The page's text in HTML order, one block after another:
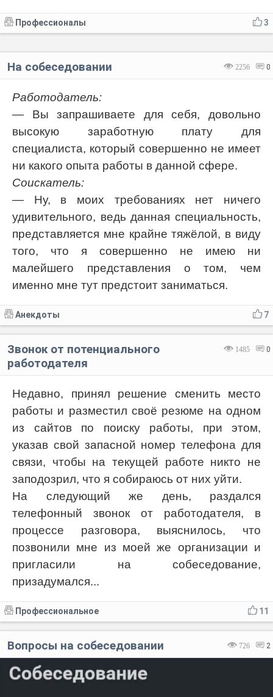
3
Профессионалы
2256 0
На собеседовании
Работодатель:
— Вы запрашиваете для себя, довольно
высокую заработную плату для
специалиста, который совершенно не имеет
ни какого опыта работы в данной сфере.
Соискатель:
— Ну, в моих требованиях нет ничего
удивительного, ведь данная специальность,
представляется мне крайне тяжёлой, в виду
того, что я совершенно не имею ни
малейшего представления о том, чем
именно мне тут предстоит заниматься.
7
Анекдоты
1485 0
Звонок от потенциального
работодателя
Недавно, принял решение сменить место
работы и разместил своё резюме на одном
из сайтов по поиску работы, при этом,
указав свой запасной номер телефона для
связи, чтобы на текущей работе никто не
заподозрил, что я собираюсь от них уйти.
На следующий же день, раздался
телефонный звонок от работодателя, в
процессе разговора, выяснилось, что
позвонили мне из моей же организации и
пригласили на собеседование,
призадумался...
11
Профессиональное
726 2
Вопросы на собеседовании